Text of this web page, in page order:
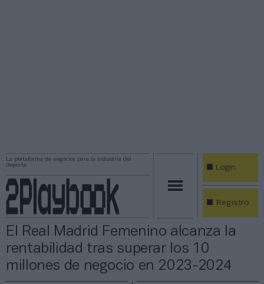
La plataforma de negocios para la industria del
deporte
Login
Registro
El Real Madrid Femenino alcanza la
rentabilidad tras superar los 10
millones de negocio en 2023-2024